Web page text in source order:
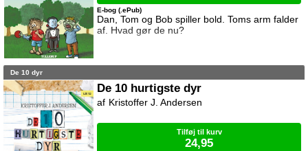
Dan, Tom og Bob spiller bold. Toms arm falder
af. Hvad gør de nu?
E-bog (.ePub)
De 10 dyr
De 10 hurtigste dyr
Kristoffer J. Andersen
Tilføj til kurv
24,95